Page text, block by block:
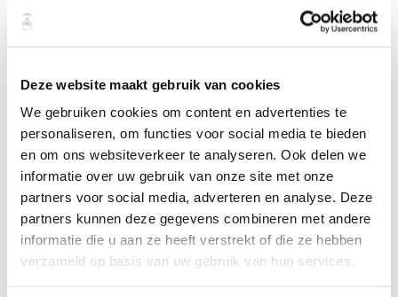
Deze website maakt gebruik van cookies
We gebruiken cookies om content en advertenties te
personaliseren, om functies voor social media te bieden
en om ons websiteverkeer te analyseren. Ook delen we
informatie over uw gebruik van onze site met onze
partners voor social media, adverteren en analyse. Deze
partners kunnen deze gegevens combineren met andere
informatie die u aan ze heeft verstrekt of die ze hebben
verzameld op basis van uw gebruik van hun services.
Post
Navigation
Meer positiviteit in je leven